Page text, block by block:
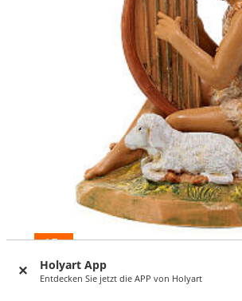
Holyart App
Entdecken Sie jetzt die APP von Holyart
-15%
Hirte mit Leier für Fontanini Krippen,